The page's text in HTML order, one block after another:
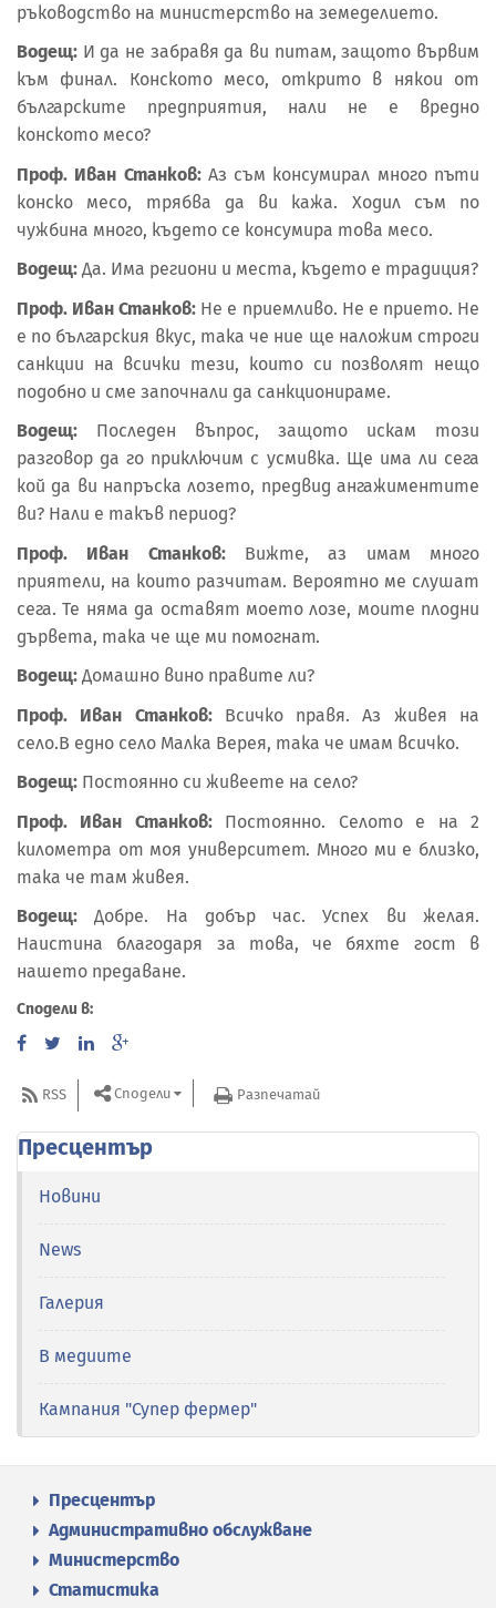
ръководство на министерство на земеделието.
Водещ: И да не забравя да ви питам, защото вървим
към финал. Конското месо, открито в някои от
българските предприятия, нали не е вредно
конското месо?
Проф. Иван Станков:Аз съм консумирал много пъти
конско месо, трябва да ви кажа. Ходил съм по
чужбина много, където се консумира това месо.
Водещ: Да. Има региони и места, където е традиция?
Проф. Иван Станков: Не е приемливо. Не е прието. Не
е по българския вкус, така че ние ще наложим строги
санкции на всички тези, които си позволят нещо
подобно и сме започнали да санкционираме.
Водещ: Последен въпрос, защото искам този
разговор да го приключим с усмивка. Ще има ли сега
кой да ви напръска лозето, предвид ангажиментите
ви? Нали е такъв период?
Проф. Иван Станков:Вижте, аз имам много
приятели, на които разчитам. Вероятно ме слушат
сега. Те няма да оставят моето лозе, моите плодни
дървета, така че ще ми помогнат.
Водещ: Домашно вино правите ли?
Проф. Иван Станков:Всичко правя. Аз живея на
село.В едно село Малка Верея, така че имам всичко.
Водещ: Постоянно си живеете на село?
Проф. Иван Станков:Постоянно. Селото е на 2
километра от моя университет. Много ми е близко,
така че там живея.
Водещ: Добре. На добър час. Успех ви желая.
Наистина благодаря за това, че бяхте гост в
нашето предаване.
Сподели в:
RSS Сподели Разпечатай
Пресцентър
Новини
News
Галерия
В медиите
Кампания "Супер фермер"
Пресцентър
Административно обслужване
Министерство
Статистика